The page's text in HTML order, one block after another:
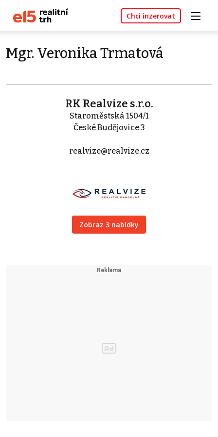
Chci inzerovat
Mgr. Veronika Trmatová
RK Realvize s.r.o.
Staroměstská 1504/1
České Budějovice 3
realvize@realvize.cz
Zobraz 3 nabídky